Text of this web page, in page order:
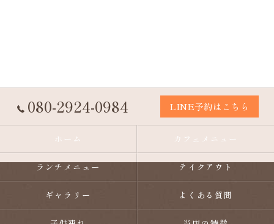
080-2924-0984 LINE予約はこちら
ホーム カフェメニュー
ランチメニュー テイクアウト
ギャラリー よくある質問